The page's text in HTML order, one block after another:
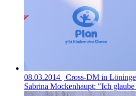
08.03.2014 | Cross-DM in
Sabrina Mockenhaupt: "Ich